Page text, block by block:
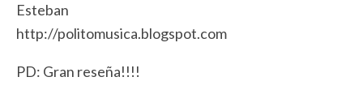
Esteban
http://politomusica.blogspot.com
PD: Gran reseña!!!!